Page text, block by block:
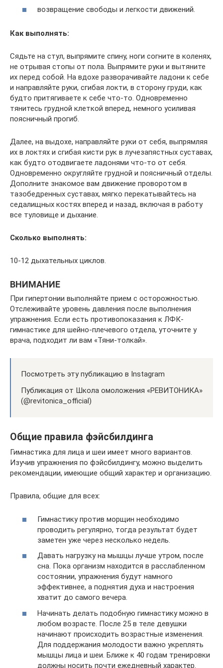
возвращение свободы и легкости движений.
Как выполнять:
Сядьте на стул, выпрямите спину, ноги согните в коленях,
не отрывая стопы от пола. Выпрямите руки и вытяните
их перед собой. На вдохе разворачивайте ладони к себе
и направляйте руки, сгибая локти, в сторону груди, как
будто притягиваете к себе что-то. Одновременно
тянитесь грудной клеткой вперед, немного усиливая
поясничный прогиб.
Далее, на выдохе, направляйте руки от себя, выпрямляя
их в локтях и сгибая кисти рук в лучезапястных суставах,
как будто отодвигаете ладонями что-то от себя.
Одновременно округляйте грудной и поясничный отделы.
Дополните знакомое вам движение проворотом в
тазобедренных суставах, мягко перекатывайтесь на
седалищных костях вперед и назад, включая в работу
все туловище и дыхание.
Сколько выполнять:
10-12 дыхательных циклов.
ВНИМАНИЕ
При гипертонии выполняйте прием с осторожностью.
Отслеживайте уровень давления после выполнения
упражнения. Если есть противопоказания к ЛФК-
гимнастике для шейно-плечевого отдела, уточните у
врача, подходит ли вам «Тяни-толкай».
Посмотреть эту публикацию в Instagram
Публикация от Школа омоложения «РЕВИТОНИКА»
(@revitonica_official)
Общие правила фэйсбилдинга
Гимнастика для лица и шеи имеет много вариантов.
Изучив упражнения по фэйсбилдингу, можно выделить
рекомендации, имеющие общий характер и организацию.
Правила, общие для всех:
Гимнастику против морщин необходимо
проводить регулярно, тогда результат будет
заметен уже через несколько недель.
Давать нагрузку на мышцы лучше утром, после
сна. Пока организм находится в расслабленном
состоянии, упражнения будут намного
эффективнее, а поднятия духа и настроения
хватит до самого вечера.
Начинать делать подобную гимнастику можно в
любом возрасте. После 25 в теле девушки
начинают происходить возрастные изменения.
Для поддержания молодости важно укреплять
мышцы лица и шеи. Ближе к 40 годам тренировки
должны носить почти ежедневный характер.